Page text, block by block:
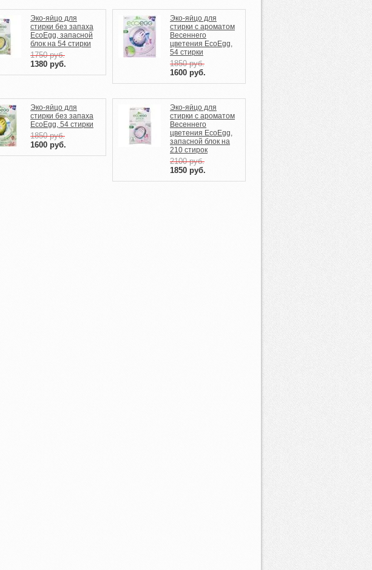
Эко-яйцо для
стирки без запаха
EcoEgg, запасной
блок на 54 стирки
1750руб.
1380 руб.
Эко-яйцо для
стирки c ароматом
Весеннего
цветения EcoEgg,
54 стирки
1850руб.
1600 руб.
Эко-яйцо для
стирки без запаха
EcoEgg, 54 стирки
1850руб.
1600 руб.
Эко-яйцо для
стирки c ароматом
Весеннего
цветения EcoEgg,
запасной блок на
210 стирок
2100руб.
1850 руб.